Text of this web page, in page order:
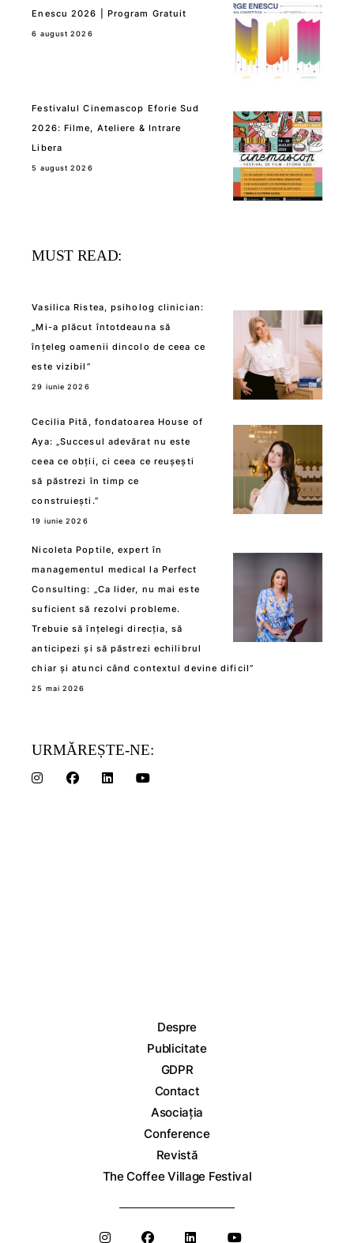
Enescu 2026 | Program Gratuit
6 august 2026
Festivalul Cinemascop Eforie Sud
2026: Filme, Ateliere & Intrare
Libera
5 august 2026
MUST READ:
Vasilica Ristea, psiholog clinician:
„Mi-a plăcut întotdeauna să
înțeleg oamenii dincolo de ceea ce
este vizibil”
29 iunie 2026
Cecilia Pită, fondatoarea House of
Aya: „Succesul adevărat nu este
ceea ce obții, ci ceea ce reușești
să păstrezi în timp ce
construiești.”
19 iunie 2026
Nicoleta Poptile, expert în
managementul medical la Perfect
Consulting: „Ca lider, nu mai este
suficient să rezolvi probleme.
Trebuie să înțelegi direcția, să
anticipezi și să păstrezi echilibrul
chiar și atunci când contextul devine dificil”
25 mai 2026
URMĂREȘTE-NE:
Despre
Publicitate
GDPR
Contact
Asociația
Conference
Revistă
The Coffee Village Festival